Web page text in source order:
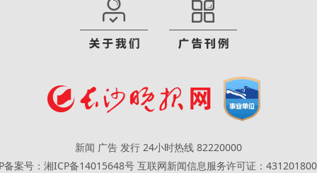
新闻 广告 发行 24小时热线 82220000
备案号：湘ICP备14015648号 互联网新闻信息服务许可证：